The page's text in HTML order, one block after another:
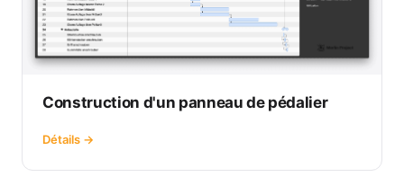
Construction d'un panneau de pédalier
Détails →